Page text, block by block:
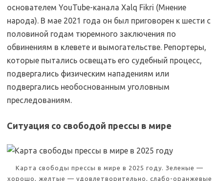
основателем YouTube-канала Xalq Fikri (Мнение
народа). В мае 2021 года он был приговорен к шести с
половиной годам тюремного заключения по
обвинениям в клевете и вымогательстве. Репортеры,
которые пытались освещать его судебный процесс,
подвергались физическим нападениям или
подвергались необоснованным уголовным
преследованиям.
Ситуация со свободой прессы в мире
Карта свободы прессы в мире в 2025 году. Зеленые —
хорошо, желтые — удовлетворительно, слабо-оранжевые